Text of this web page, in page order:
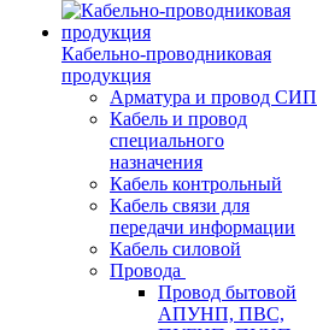
Кабельно-проводниковая
продукция
Арматура и провод СИП
Кабель и провод
специального
назначения
Кабель контрольный
Кабель связи для
передачи информации
Кабель силовой
Провода
Провод бытовой
АПУНП, ПВС,